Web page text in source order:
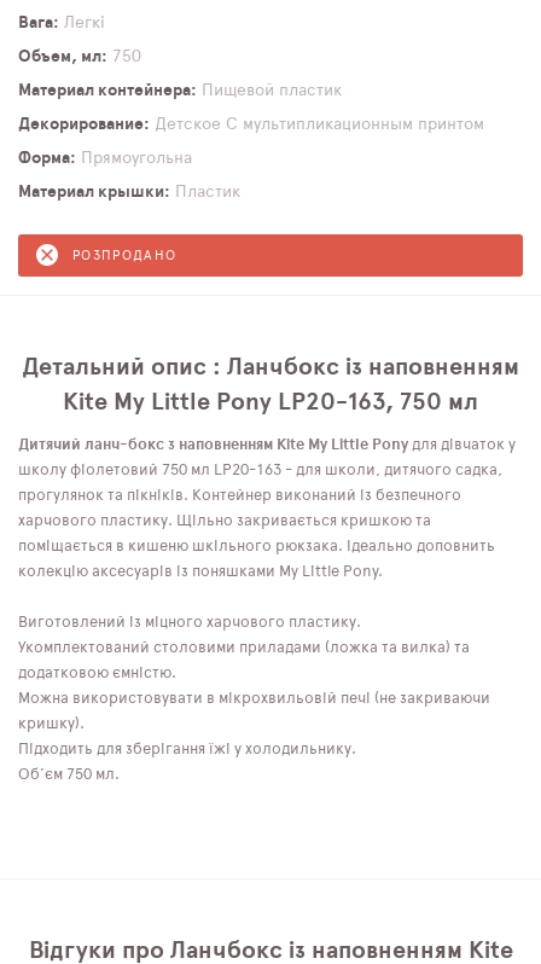
Вага
Легкі
Объем, мл
750
Материал контейнера
Пищевой пластик
Декорирование
Детское С мультипликационным принтом
Форма
Прямоугольна
Материал крышки
Пластик
РОЗПРОДАНО
Детальний опис : Ланчбокс із наповненням
Kite My Little Pony LP20-163, 750 мл
Дитячий ланч-бокс з наповненням Kite My Little Pony для дівчаток у
школу фіолетовий 750 мл LP20-163 - для школи, дитячого садка,
прогулянок та пікніків. Контейнер виконаний із безпечного
харчового пластику. Щільно закривається кришкою та
поміщається в кишеню шкільного рюкзака. Ідеально доповнить
колекцію аксесуарів із поняшками My Little Pony.
Виготовлений із міцного харчового пластику.
Укомплектований столовими приладами (ложка та вилка) та
додатковою ємністю.
Можна використовувати в мікрохвильовій печі (не закриваючи
кришку).
Підходить для зберігання їжі у холодильнику.
Об'єм 750 мл.
Відгуки про Ланчбокс із наповненням Kite